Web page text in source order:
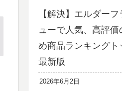
【解決】エルダー
ューで人気、高評
め商品ランキングト
最新版
2026年6月2日